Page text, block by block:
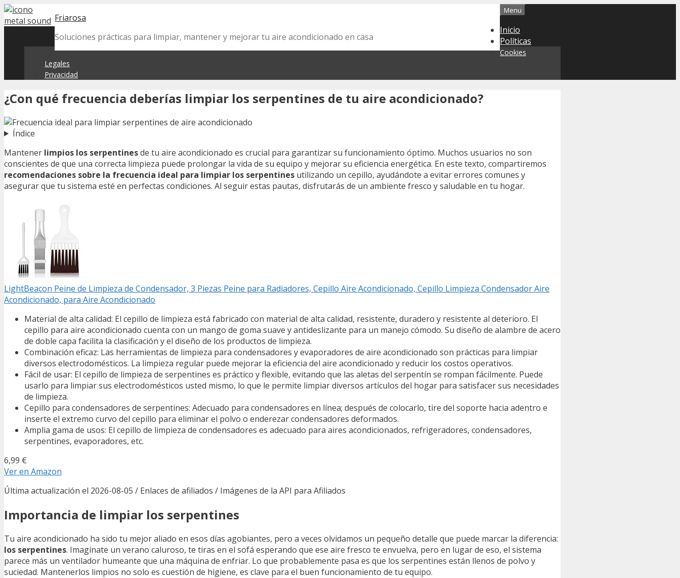
Skip
to
Friarosa
Soluciones prácticas para limpiar, mantener y mejorar tu aire acondicionado en casa
Menu
Inicio
Políticas
Cookies
Legales
Privacidad
¿Con qué frecuencia deberías limpiar los serpentines de tu aire acondicionado?
Índice
Mantener limpios los serpentinesde tu aire acondicionado es crucial para garantizar su funcionamiento óptimo. Muchos usuarios no son
conscientes de que una correcta limpieza puede prolongar la vida de su equipo y mejorar su eficiencia energética. En este texto, compartiremos
recomendaciones sobre la frecuencia ideal para limpiar los serpentines utilizando un cepillo, ayudándote a evitar errores comunes y
asegurar que tu sistema esté en perfectas condiciones. Al seguir estas pautas, disfrutarás de un ambiente fresco y saludable en tu hogar.
LightBeacon Peine de Limpieza de Condensador, 3 Piezas Peine para Radiadores, Cepillo Aire Acondicionado, Cepillo Limpieza Condensador Aire
Acondicionado, para Aire Acondicionado
Material de alta calidad: El cepillo de limpieza está fabricado con material de alta calidad, resistente, duradero y resistente al deterioro. El
cepillo para aire acondicionado cuenta con un mango de goma suave y antideslizante para un manejo cómodo. Su diseño de alambre de acero
de doble capa facilita la clasificación y el diseño de los productos de limpieza.
Combinación eficaz: Las herramientas de limpieza para condensadores y evaporadores de aire acondicionado son prácticas para limpiar
diversos electrodomésticos. La limpieza regular puede mejorar la eficiencia del aire acondicionado y reducir los costos operativos.
Fácil de usar: El cepillo de limpieza de serpentines es práctico y flexible, evitando que las aletas del serpentín se rompan fácilmente. Puede
usarlo para limpiar sus electrodomésticos usted mismo, lo que le permite limpiar diversos artículos del hogar para satisfacer sus necesidades
de limpieza.
Cepillo para condensadores de serpentines: Adecuado para condensadores en línea; después de colocarlo, tire del soporte hacia adentro e
inserte el extremo curvo del cepillo para eliminar el polvo o enderezar condensadores deformados.
Amplia gama de usos: El cepillo de limpieza de condensadores es adecuado para aires acondicionados, refrigeradores, condensadores,
serpentines, evaporadores, etc.
6,99 €
Ver en Amazon
Última actualización el 2026-08-05 / Enlaces de afiliados / Imágenes de la API para Afiliados
Importancia de limpiar los serpentines
Tu aire acondicionado ha sido tu mejor aliado en esos días agobiantes, pero a veces olvidamos un pequeño detalle que puede marcar la diferencia:
los serpentines. Imagínate un verano caluroso, te tiras en el sofá esperando que ese aire fresco te envuelva, pero en lugar de eso, el sistema
parece más un ventilador humeante que una máquina de enfriar. Lo que probablemente pasa es que los serpentines están llenos de polvo y
suciedad. Mantenerlos limpios no solo es cuestión de higiene, es clave para el buen funcionamiento de tu equipo.